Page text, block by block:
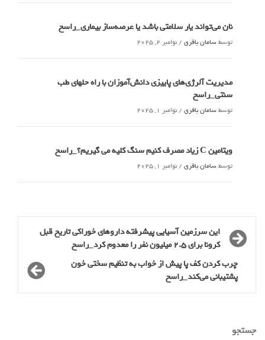
نان می‌تواند یار سلامتی باشد یا عرصه‌ساز بیماری_راسخ
توسطسامان باقری / نوامبر 2, 2025
مدیریت آلرژی‌های پاییزی دانش‌آموزان با راه حلهای طب
سنتی_راسخ
توسطسامان باقری / نوامبر 1, 2025
ویتامین C زیاد مصرف کنیم سنگ کلیه می گیریم؟_راسخ
توسطسامان باقری / نوامبر 1, 2025
این سرزمین آسیایی پیشرفته داروهای خوراکی تاریخ قبل
کرونا برای ۲.۵ میلیون نفر را معدوم کرد_راسخ
چرب کردن کف پا پیش از خواب به تنظیم سختی خون
پشتیبانی می‌کند_راسخ
جستجو